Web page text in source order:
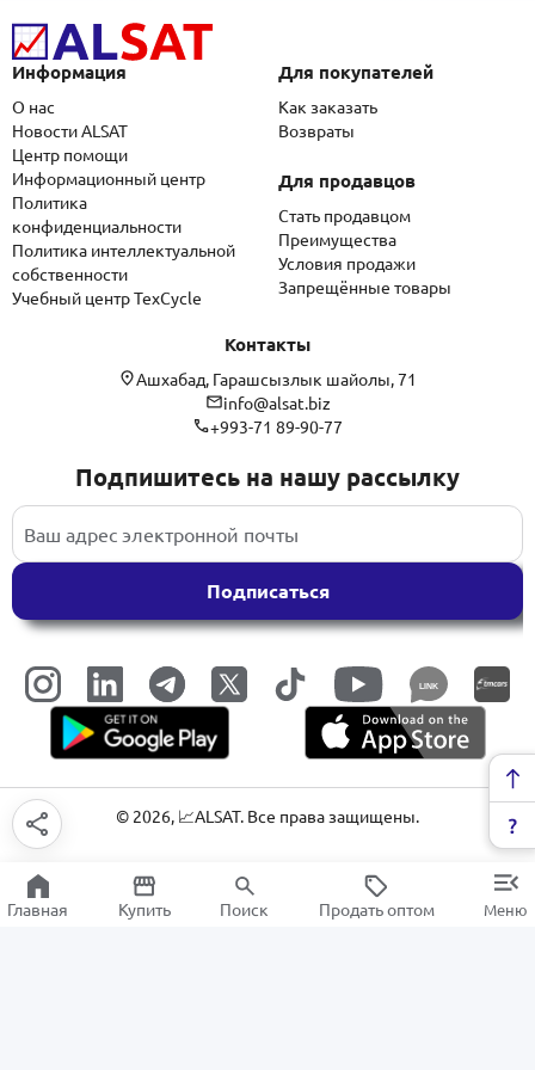
Информация
О нас
Новости ALSAT
Центр помощи
Информационный центр
Политика
конфиденциальности
Политика интеллектуальной
собственности
Учебный центр TexCycle
Для покупателей
Как заказать
Возвраты
Для продавцов
Стать продавцом
Преимущества
Условия продажи
Запрещённые товары
Контакты
Ашхабад, Гарашсызлык шайолы, 71
info@alsat.biz
+993-71 89-90-77
Подпишитесь на нашу рассылку
Подписаться
LINK
© 2026, 📈ALSAT. Все права защищены.
Главная Купить Поиск Продать оптом Меню